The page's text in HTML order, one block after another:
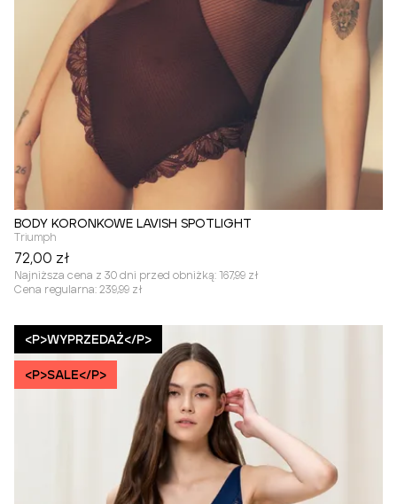
BODY KORONKOWE LAVISH SPOTLIGHT
Triumph
72,00 zł
Najniższa cena z 30 dni przed obniżką: 167,99 zł
Cena regularna: 239,99 zł
<P>WYPRZEDAŻ</P>
<P>SALE</P>